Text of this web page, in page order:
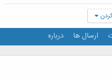
ارسال ها درباره